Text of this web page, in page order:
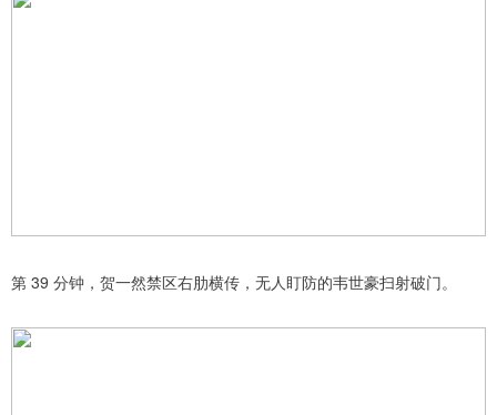
第 39 分钟，贺一然禁区右肋横传，无人盯防的韦世豪扫射破门。